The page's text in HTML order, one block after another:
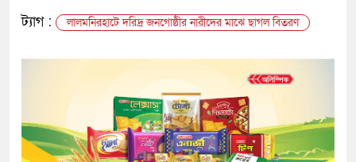
ট্যাগ :
লালমনিরহাটে দরিদ্র জনগোষ্ঠীর নারীদের মাঝে ছাগল বিতরণ